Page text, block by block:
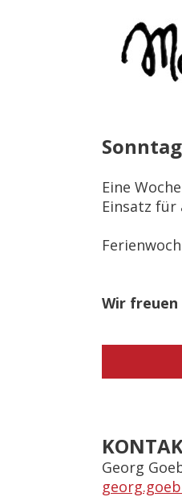
Eine
Einsatz für
Wir freuen
Georg